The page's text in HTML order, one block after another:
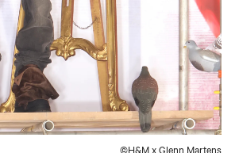
©H&M x Glenn Martens